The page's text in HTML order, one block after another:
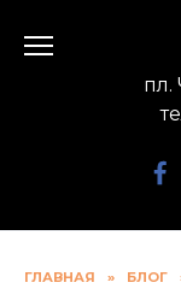
пл.
ГЛАВНАЯ » БЛОГ